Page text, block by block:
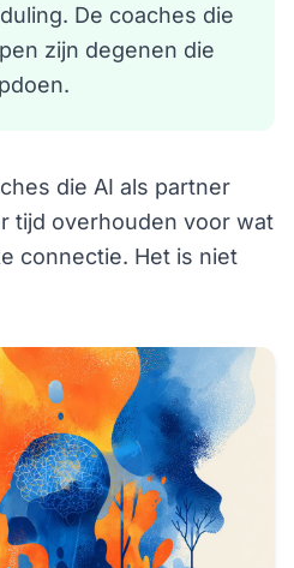
De coaches die
zijn degenen die
die AI als partner
tijd overhouden voor wat
connectie. Het is niet